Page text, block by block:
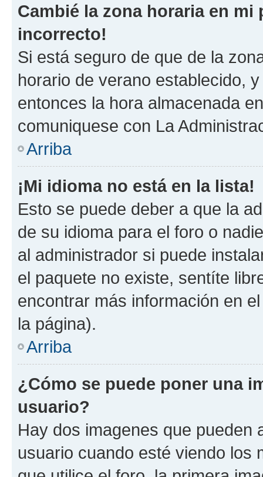
Cambié la zona horaria en
incorrecto!
Si está seguro de que de la
horario de verano establecido,
entonces la hora almacenada
comuniquese con La
Arriba
¡Mi idioma no está en la lista!
Esto se puede deber a que la
de su idioma para el foro o
al administrador si puede
el paquete no existe, sentíte
encontrar más información en
la página).
Arriba
¿Cómo se puede poner una
usuario?
Hay dos imagenes que pueden
usuario cuando esté viendo los